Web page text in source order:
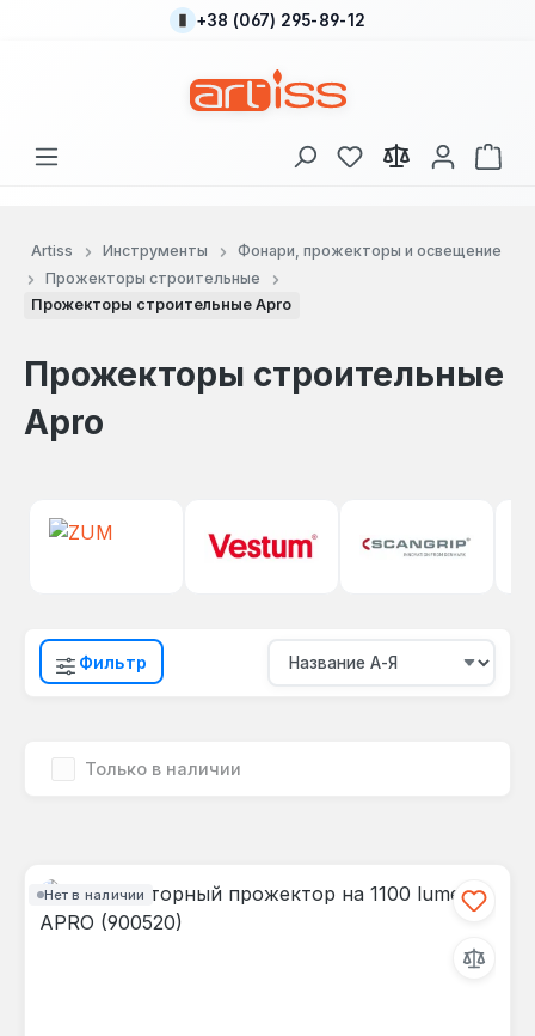
Перейти к основному содержанию
+38 (067) 295-89-12
У вас есть товары
В
Artiss Инструменты
Фонари, прожекторы и освещение
Прожекторы строительные
Прожекторы строительные Apro
Прожекторы строительные
Apro
Фильтр
Только в наличии
Нет в наличии